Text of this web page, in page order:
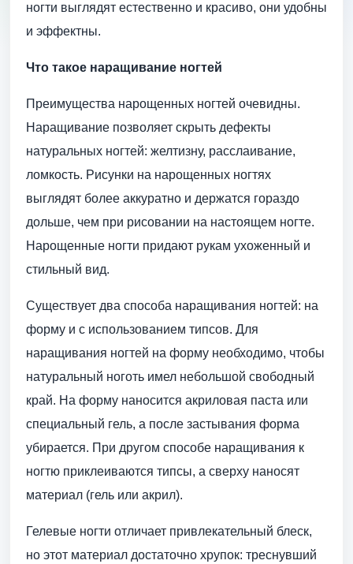
ногти выглядят естественно и красиво, они удобны
и эффектны.
Что такое наращивание ногтей
Преимущества нарощенных ногтей очевидны.
Наращивание позволяет скрыть дефекты
натуральных ногтей: желтизну, расслаивание,
ломкость. Рисунки на нарощенных ногтях
выглядят более аккуратно и держатся гораздо
дольше, чем при рисовании на настоящем ногте.
Нарощенные ногти придают рукам ухоженный и
стильный вид.
Существует два способа наращивания ногтей: на
форму и с использованием типсов. Для
наращивания ногтей на форму необходимо, чтобы
натуральный ноготь имел небольшой свободный
край. На форму наносится акриловая паста или
специальный гель, а после застывания форма
убирается. При другом способе наращивания к
ногтю приклеиваются типсы, а сверху наносят
материал (гель или акрил).
Гелевые ногти отличает привлекательный блеск,
но этот материал достаточно хрупок: треснувший